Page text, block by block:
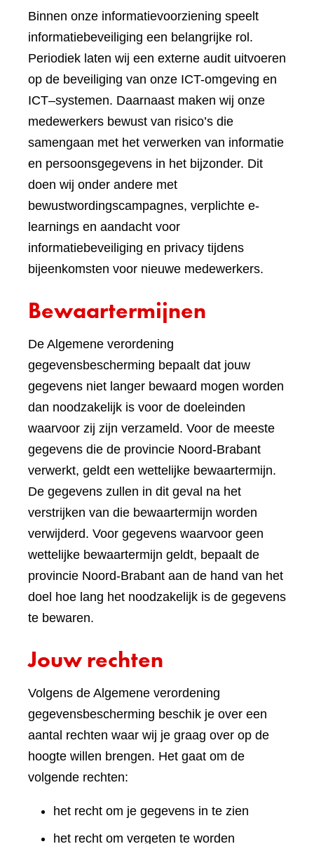
Binnen onze informatievoorziening speelt
informatiebeveiliging een belangrijke rol.
Periodiek laten wij een externe audit uitvoeren
op de beveiliging van onze ICT-omgeving en
ICT–systemen. Daarnaast maken wij onze
medewerkers bewust van risico’s die
samengaan met het verwerken van informatie
en persoonsgegevens in het bijzonder. Dit
doen wij onder andere met
bewustwordingscampagnes, verplichte e-
learnings en aandacht voor
informatiebeveiliging en privacy tijdens
bijeenkomsten voor nieuwe medewerkers.
Bewaartermijnen
De Algemene verordening
gegevensbescherming bepaalt dat jouw
gegevens niet langer bewaard mogen worden
dan noodzakelijk is voor de doeleinden
waarvoor zij zijn verzameld. Voor de meeste
gegevens die de provincie Noord-Brabant
verwerkt, geldt een wettelijke bewaartermijn.
De gegevens zullen in dit geval na het
verstrijken van die bewaartermijn worden
verwijderd. Voor gegevens waarvoor geen
wettelijke bewaartermijn geldt, bepaalt de
provincie Noord-Brabant aan de hand van het
doel hoe lang het noodzakelijk is de gegevens
te bewaren.
Jouw rechten
Volgens de Algemene verordening
gegevensbescherming beschik je over een
aantal rechten waar wij je graag over op de
hoogte willen brengen. Het gaat om de
volgende rechten:
het recht om je gegevens in te zien
het recht om vergeten te worden